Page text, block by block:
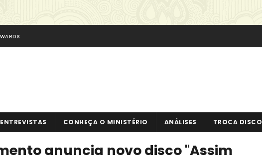
ENTREVISTAS CONHEÇA O MINISTÉRIO ANÁLISES TROCA DISCO
anuncia novo disco "Assim